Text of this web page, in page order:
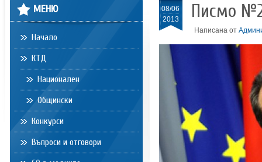
08/06
2013
Писмо
Написана от
МЕНЮ
Начало
КТД
Национален
Общински
Конкурси
Въпроси и отговори